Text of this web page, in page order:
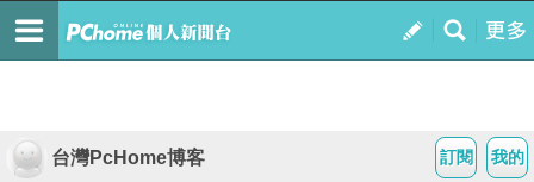
我的
訂閱
台灣PcHome博客